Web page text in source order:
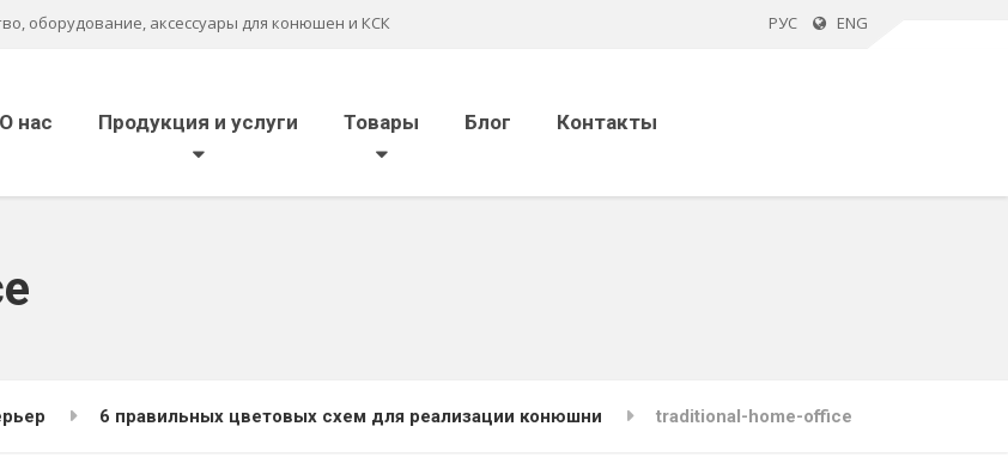
оборудование, аксессуары для конюшен и КСК РУС ENG
О нас Продукция и услуги Товары Блог Контакты
6 правильных цветовых схем для реализации конюшни traditional-home-office